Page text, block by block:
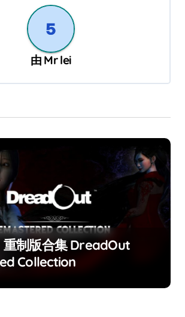
由 Mr lei
重制版合集 DreadOut
Collection